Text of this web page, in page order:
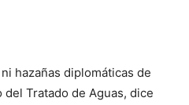
hazañas diplomáticas de
Tratado de Aguas, dice